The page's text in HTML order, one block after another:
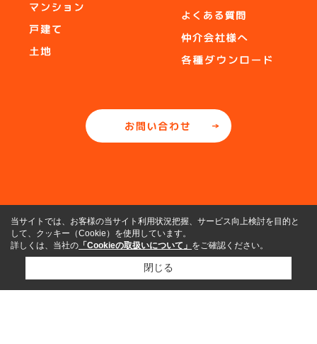
当サイトでは、お客様の当サイト利用状況把握、サービス向上検討を目的と
して、クッキー（Cookie）を使用しています。
詳しくは、当社の 「Cookieの取扱いについて」 をご確認ください。
閉じる